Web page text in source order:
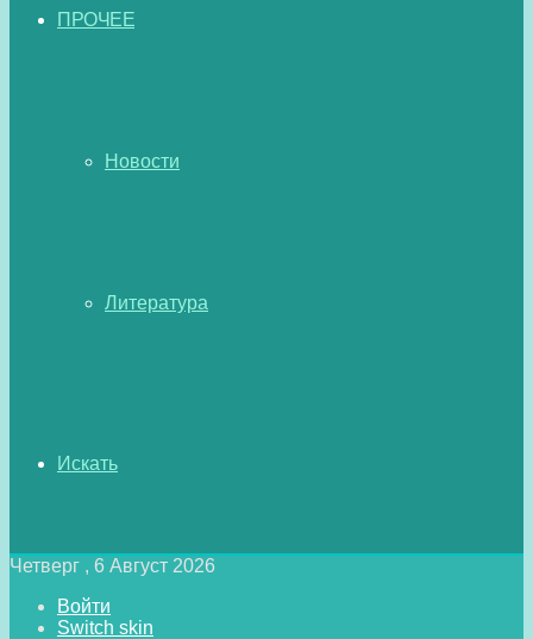
ПРОЧЕЕ
Новости
Литература
Искать
Четверг , 6 Август 2026
Войти
Switch skin